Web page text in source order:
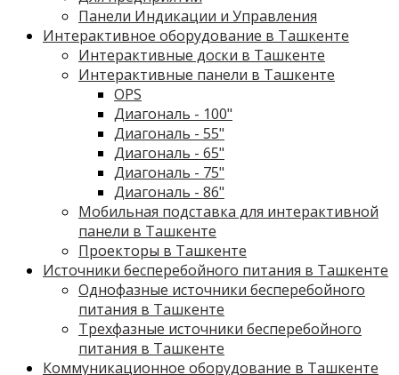
Панели Индикации и Управления
Интерактивное оборудование в Ташкенте
Интерактивные доски в Ташкенте
Интерактивные панели в Ташкенте
OPS
Диагональ - 100"
Диагональ - 55"
Диагональ - 65"
Диагональ - 75"
Диагональ - 86"
Мобильная подставка для интерактивной
панели в Ташкенте
Проекторы в Ташкенте
Источники бесперебойного питания в Ташкенте
Однофазные источники бесперебойного
питания в Ташкенте
Трехфазные источники бесперебойного
питания в Ташкенте
Коммуникационное оборудование в Ташкенте